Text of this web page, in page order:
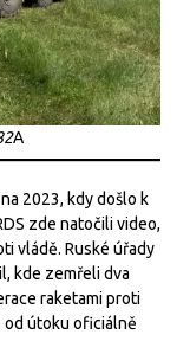
A
2023, kdy došlo k
zde natočili video,
vládě. Ruské úřady
kde zemřeli dva
raketami proti
od útoku oficiálně